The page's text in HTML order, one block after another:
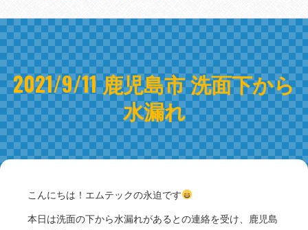
2021/9/11 鹿児島市 洗面下から
水漏れ
こんにちは！エムテックの永迫です
本日は洗面の下から水漏れがあるとの連絡を受け、鹿児島